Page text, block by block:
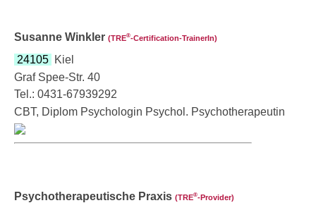
Susanne Winkler (TRE®‑Certification-TrainerIn)
24105 Kiel
Graf Spee-Str. 40
Tel.: 0431-67939292
CBT, Diplom Psychologin Psychol. Psychotherapeutin
Psychotherapeutische Praxis (TRE®‑Provider)